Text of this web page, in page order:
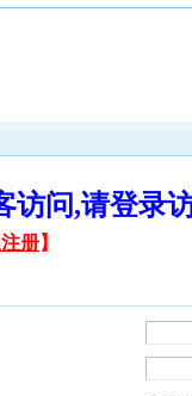
访问,请登
册】